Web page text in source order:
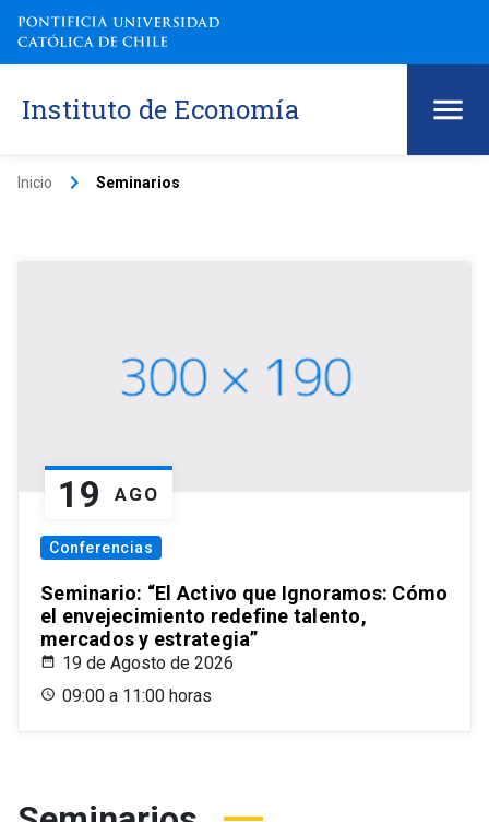
Instituto de Economía
Inicio keyboard_arrow_right Seminarios
19 AGO
Conferencias
Seminario: “El Activo que Ignoramos: Cómo
el envejecimiento redefine talento,
mercados y estrategia”
19 de Agosto de 2026
09:00 a 11:00 horas